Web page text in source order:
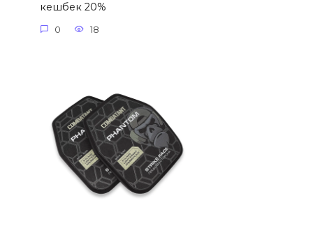
кешбек 20%
0 18